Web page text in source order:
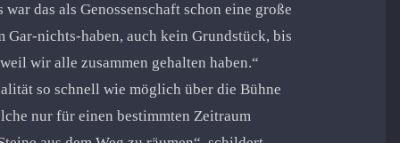
war das als Genossenschaft schon eine große
Gar-nichts-haben, auch kein Grundstück, bis
wir alle zusammen gehalten haben.“
so schnell wie möglich über die Bühne
nur für einen bestimmten Zeitraum